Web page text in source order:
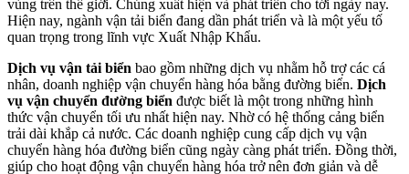
vùng trên thế giới. Chúng xuất hiện và phát triển cho tới ngày nay.
Hiện nay, ngành vận tải biển đang dần phát triển và là một yếu tố
quan trọng trong lĩnh vực Xuất Nhập Khẩu.
Dịch vụ vận tải biển bao gồm những dịch vụ nhằm hỗ trợ các cá
nhân, doanh nghiệp vận chuyển hàng hóa bằng đường biển. Dịch
vụ vận chuyển đường biển được biết là một trong những hình
thức vận chuyển tối ưu nhất hiện nay. Nhờ có hệ thống cảng biển
trải dài khắp cả nước. Các doanh nghiệp cung cấp dịch vụ vận
chuyển hàng hóa đường biển cũng ngày càng phát triển. Đồng thời,
giúp cho hoạt động vận chuyển hàng hóa trở nên đơn giản và dễ